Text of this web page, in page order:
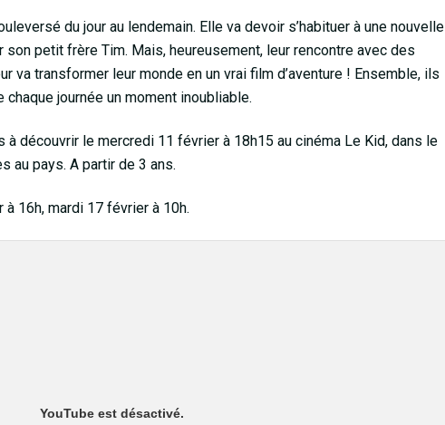
du jour au lendemain. Elle va devoir s’habituer à une nouvelle
petit frère Tim. Mais, heureusement, leur rencontre avec des
va transformer leur monde en un vrai film d’aventure ! Ensemble, ils
journée un moment inoubliable.
découvrir le mercredi 11 février à 18h15 au cinéma Le Kid, dans le
au pays. A partir de 3 ans.
16h, mardi 17 février à 10h.
YouTube est désactivé.